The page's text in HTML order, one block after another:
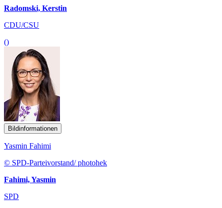
Radomski, Kerstin
CDU/CSU
()
Bildinformationen
Yasmin Fahimi
© SPD-Parteivorstand/ photohek
Fahimi, Yasmin
SPD